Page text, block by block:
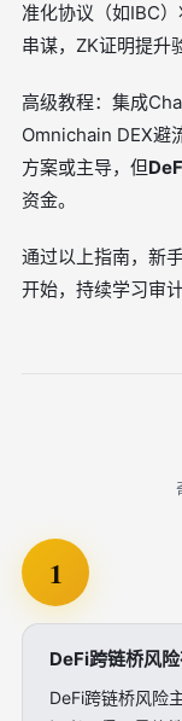
准化协议（如IBC
串谋，ZK证明提升
高级教程：集成
Omnichain DEX避
方案或主导，但
资金。
通过以上指南，新
开始，持续学习审
1
DeFi跨链桥风险
DeFi跨链桥风险